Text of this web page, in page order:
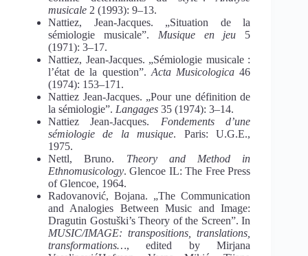
musicale 2 (1993): 9–13.
Nattiez, Jean-Jacques. „Situation de la
sémiologie musicale”. Musique en jeu 5
(1971): 3–17.
Nattiez, Jean-Jacques. „Sémiologie musicale :
l’état de la question”. Acta Musicologica 46
(1974): 153–171.
Nattiez Jean-Jacques. „Pour une définition de
la sémiologie”. Langages 35 (1974): 3–14.
Nattiez Jean-Jacques. Fondements d’une
sémiologie de la musique. Paris: U.G.E.,
1975.
Nettl, Bruno. Theory and Method in
Ethnomusicology. Glencoe IL: The Free Press
of Glencoe, 1964.
Radovanović, Bojana. „The Communication
and Analogies Between Music and Image:
Dragutin Gostuški’s Theory of the Screen”. In
MUSIC/IMAGE: transpositions, translations,
transformations…, edited by Mirjana